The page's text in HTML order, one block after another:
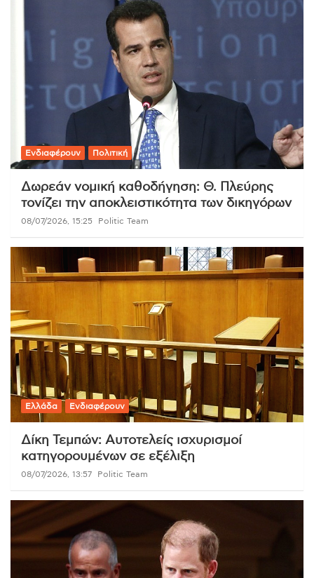
Ενδιαφέρουν Πολιτική
Δωρεάν νομική καθοδήγηση: Θ. Πλεύρης
τονίζει την αποκλειστικότητα των δικηγόρων
08/07/2026, 15:25 Politic Team
Ελλάδα Ενδιαφέρουν
Δίκη Τεμπών: Αυτοτελείς ισχυρισμοί
κατηγορουμένων σε εξέλιξη
08/07/2026, 13:57 Politic Team